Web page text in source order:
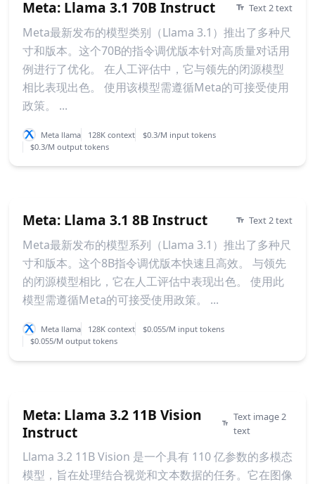
Meta: Llama 3.1 70B Instruct Text 2 text
Meta最新发布的模型类别（Llama 3.1）推出了多种尺
寸和版本。这个70B的指令调优版本针对高质量对话用
例进行了优化。 在人工评估中，它与领先的闭源模型
相比表现出色。 使用该模型需遵循Meta的可接受使用
政策。 ...
Meta llama 128K context
$0.3/M input tokens
$0.3/M output tokens
Meta: Llama 3.1 8B Instruct Text 2 text
Meta最新发布的模型系列（Llama 3.1）推出了多种尺
寸和版本。这个8B指令调优版本快速且高效。 与领先
的闭源模型相比，它在人工评估中表现出色。 使用此
模型需遵循Meta的可接受使用政策。 ...
Meta llama 128K context
$0.055/M input tokens
$0.055/M output tokens
Meta: Llama 3.2 11B Vision
Instruct
Text image 2
text
Llama 3.2 11B Vision 是一个具有 110 亿参数的多模态
模型，旨在处理结合视觉和文本数据的任务。它在图像